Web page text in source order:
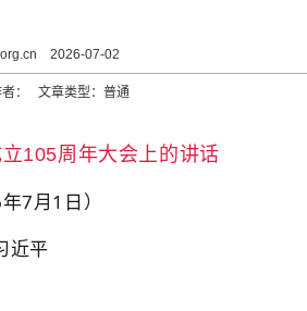
2026-07-02
： 文章类型：普通
105周年大会上的讲话
7月1日）
近平